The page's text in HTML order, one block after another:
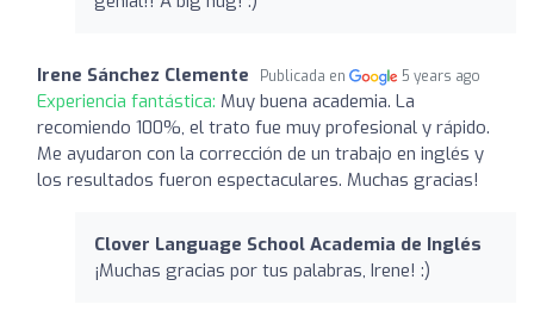
Irene Sánchez Clemente Publicada en 5 years ago
Experiencia fantástica: Muy buena academia. La
recomiendo 100%, el trato fue muy profesional y rápido.
Me ayudaron con la corrección de un trabajo en inglés y
los resultados fueron espectaculares. Muchas gracias!
Clover Language School Academia de Inglés
¡Muchas gracias por tus palabras, Irene! :)